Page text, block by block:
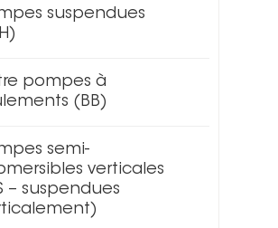
suspendues
pompes à
(BB)
semi-
verticales
– suspendues